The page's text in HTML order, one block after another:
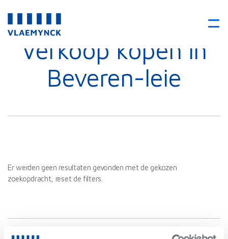
Verkoop kopen in
Beveren-leie
Er werden geen resultaten gevonden met de gekozen
zoekopdracht, reset de filters.